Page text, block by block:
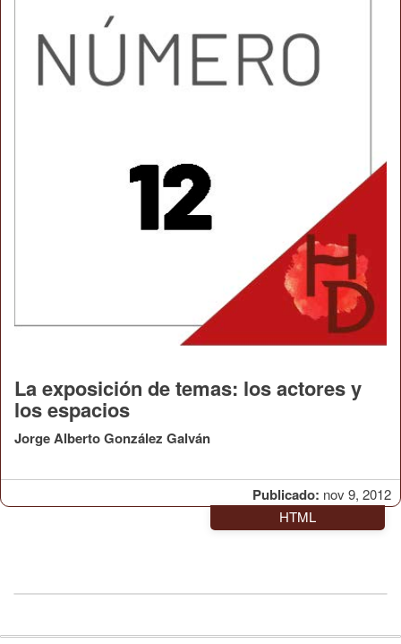
Publicado: nov 9, 2012
La exposición de temas: los actores y
los espacios
Jorge Alberto González Galván
HTML